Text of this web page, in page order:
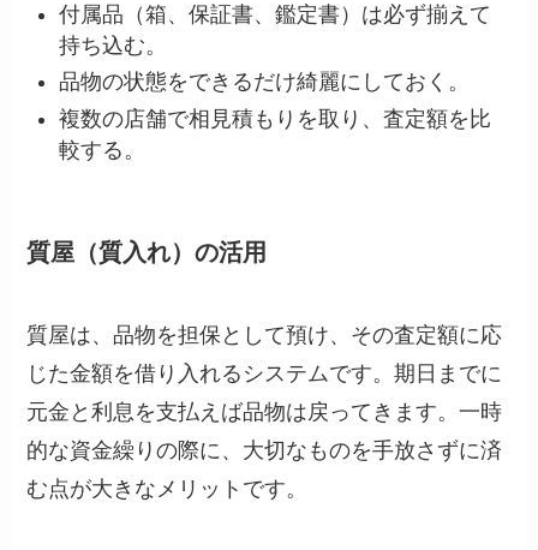
付属品（箱、保証書、鑑定書）は必ず揃えて
持ち込む。
品物の状態をできるだけ綺麗にしておく。
複数の店舗で相見積もりを取り、査定額を比
較する。
質屋（質入れ）の活用
質屋は、品物を担保として預け、その査定額に応
じた金額を借り入れるシステムです。期日までに
元金と利息を支払えば品物は戻ってきます。一時
的な資金繰りの際に、大切なものを手放さずに済
む点が大きなメリットです。